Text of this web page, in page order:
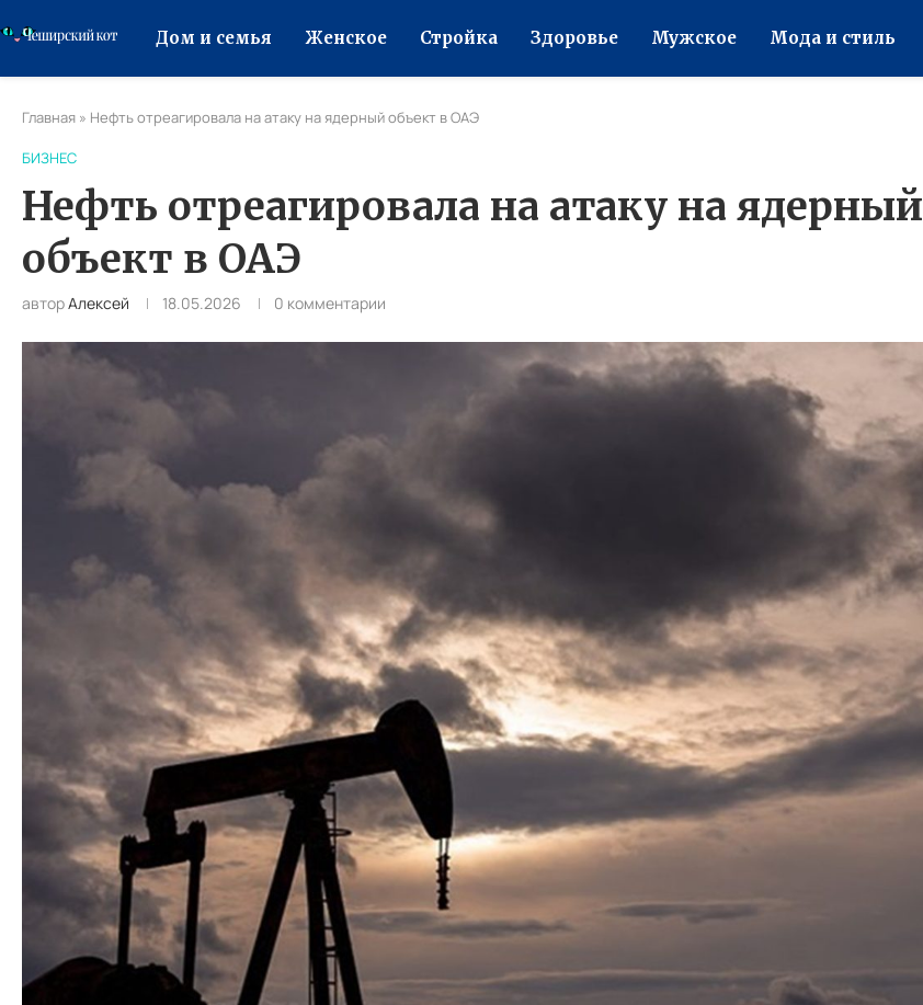
Дом и семья Женское Стройка Здоровье Мужское Мода и стиль
Главная » Нефть отреагировала на атаку на ядерный объект в ОАЭ
БИЗНЕС
Нефть отреагировала на атаку на ядерный
объект в ОАЭ
авторАлексей 18.05.2026 0 комментарии